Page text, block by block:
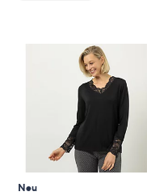
rechts,
Neu